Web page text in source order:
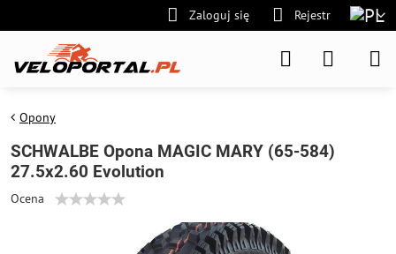
Zaloguj się Rejestr
Opony
SCHWALBE Opona MAGIC MARY (65-584)
27.5x2.60 Evolution
Ocena